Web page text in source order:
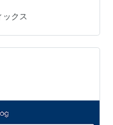
ん。 しかし、「最も
ムなのかと言われる
私にとって最も魅力
ドです。 PS2のグラ
た性能でプレイヤー
ックス